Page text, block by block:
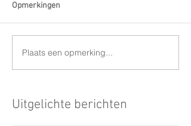
Opmerkingen
Plaats een opmerking...
Uitgelichte berichten